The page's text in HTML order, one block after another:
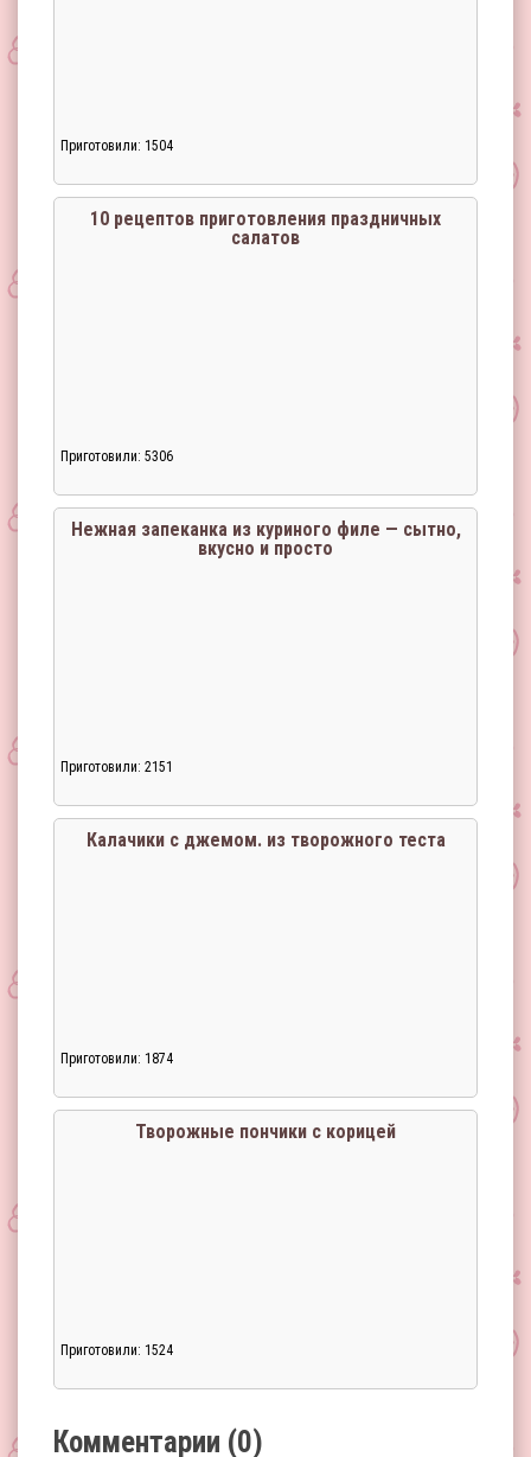
Загрузка...
Приготовили: 1504
Загрузка...
10 рецептов приготовления праздничных
салатов
Приготовили: 5306
Нежная запеканка из куриного филе — cытно,
вкусно и просто
Приготовили: 2151
Калачики с джемом. из творожного теста
Приготовили: 1874
Творожные пончики с корицей
Приготовили: 1524
Комментарии (0)